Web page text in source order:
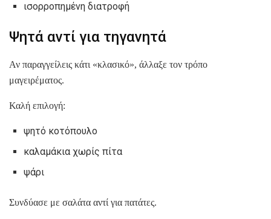
ισορροπημένη διατροφή
Ψητά αντί για τηγανητά
Αν παραγγείλεις κάτι «κλασικό», άλλαξε τον τρόπο
μαγειρέματος.
Καλή επιλογή:
ψητό κοτόπουλο
καλαμάκια χωρίς πίτα
ψάρι
Συνδύασε με σαλάτα αντί για πατάτες.